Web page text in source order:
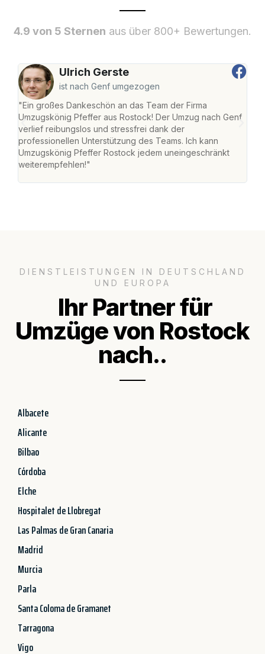
4.9 von 5 Sternen aus über 800+ Bewertungen.
Ulrich Gerste
ist nach Genf umgezogen
"Ein großes Dankeschön an das Team der Firma
Umzugskönig Pfeffer aus Rostock! Der Umzug nach Genf
verlief reibungslos und stressfrei dank der
professionellen Unterstützung des Teams. Ich kann
Umzugskönig Pfeffer Rostock jedem uneingeschränkt
weiterempfehlen!"
DIENSTLEISTUNGEN IN DEUTSCHLAND
UND EUROPA
Ihr Partner für
Umzüge von Rostock
nach..
Albacete
Alicante
Bilbao
Córdoba
Elche
Hospitalet de Llobregat
Las Palmas de Gran Canaria
Madrid
Murcia
Parla
Santa Coloma de Gramanet
Tarragona
Vigo